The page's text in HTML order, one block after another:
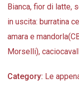
Bianca, fior di latte,
in uscita: burratina
amara e
Morselli),
Category: Le